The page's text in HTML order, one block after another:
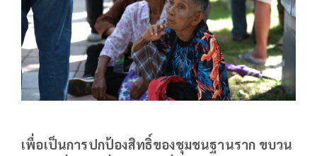
เพื่อเป็นการปกป้องสิทธิ์ของชุมชนฐานราก ขบวน